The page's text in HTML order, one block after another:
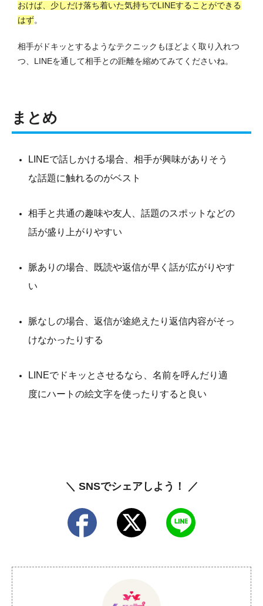
おけば、少しだけ落ち着いた気持ちでLINEすることができる
はず。
相手がドキッとするようなテクニックもほどよく取り入れつ
つ、LINEを通して相手との距離を縮めてみてくださいね。
まとめ
LINEで話しかける場合、相手が興味がありそう
な話題に触れるのがベスト
相手と共通の趣味や友人、話題のスポットなどの
話が盛り上がりやすい
脈ありの場合、既読や返信が早く話が広がりやす
い
脈なしの場合、返信が途絶えたり返信内容がそっ
けなかったりする
LINEでドキッとさせるなら、名前を呼んだり適
度にハートの絵文字を使ったりすると良い
＼ SNSでシェアしよう！ ／